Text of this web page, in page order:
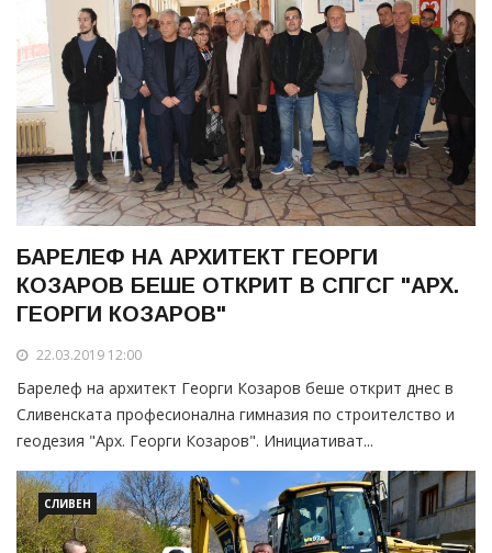
БАРЕЛЕФ НА АРХИТЕКТ ГЕОРГИ
КОЗАРОВ БЕШЕ ОТКРИТ В СПГСГ "АРХ.
ГЕОРГИ КОЗАРОВ"
22.03.2019 12:00
Барелеф на архитект Георги Козаров беше открит днес в
Сливенската професионална гимназия по строителство и
геодезия "Арх. Георги Козаров". Инициативат...
СЛИВЕН